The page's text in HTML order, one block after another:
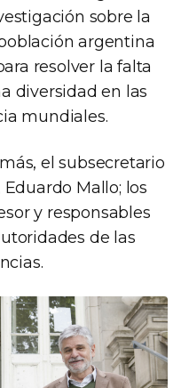
sobre la
argentina
resolver la falta
diversidad en las
mundiales.
el subsecretario
Mallo; los
y responsables
de las